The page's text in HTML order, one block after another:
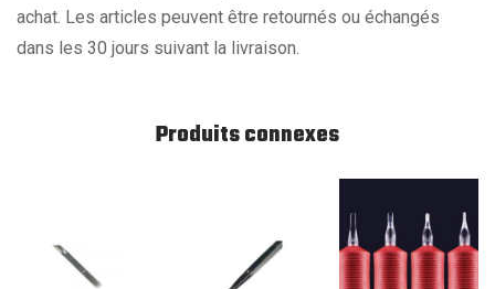
achat. Les articles peuvent être retournés ou échangés
dans les 30 jours suivant la livraison.
Produits connexes